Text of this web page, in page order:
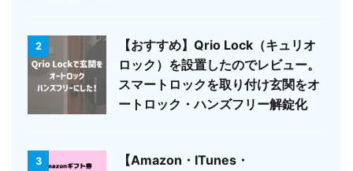
2
【おすすめ】Qrio Lock（キュリオ
ロック）を設置したのでレビュー。
スマートロックを取り付け玄関をオ
ートロック・ハンズフリー解錠化
3
【Amazon・ITunes・